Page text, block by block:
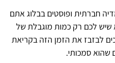
חברתית ופוסטים בבלוג אתם
שיש לכם רק כמות מוגבלת של
לבזבז את הזמן הזה בקריאת
שהוא סמכותי.